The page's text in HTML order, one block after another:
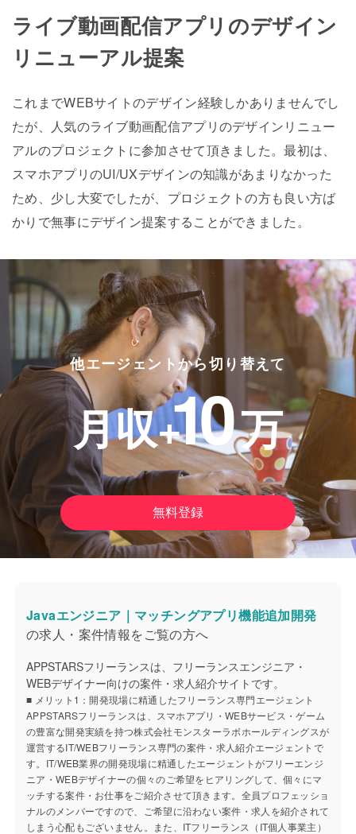
ライブ動画配信アプリのデザイン
リニューアル提案
これまでWEBサイトのデザイン経験しかありませんでし
たが、人気のライブ動画配信アプリのデザインリニュー
アルのプロジェクトに参加させて頂きました。最初は、
スマホアプリのUI/UXデザインの知識があまりなかった
ため、少し大変でしたが、プロジェクトの方も良い方ば
かりで無事にデザイン提案することができました。
他エージェントから切り替えて
月収+10 万
無料登録
Javaエンジニア｜マッチングアプリ機能追加開発
の求人・案件情報をご覧の方へ
APPSTARSフリーランスは、フリーランスエンジニア・
WEBデザイナー向けの案件・求人紹介サイトです。
■ メリット1：開発現場に精通したフリーランス専門エージェント
APPSTARSフリーランスは、スマホアプリ・WEBサービス・ゲーム
の豊富な開発実績を持つ株式会社モンスターラボホールディングスが
運営するIT/WEBフリーランス専門の案件・求人紹介エージェントで
す。IT/WEB業界の開発現場に精通したエージェントがフリーエンジ
ニア・WEBデザイナーの個々のご希望をヒアリングして、個々にマ
ッチする案件・お仕事をご紹介させて頂きます。全員プロフェッショ
ナルのメンバーですので、ご希望に沿わない案件・求人を紹介されて
しまう心配もございません。また、ITフリーランス（IT個人事業主）